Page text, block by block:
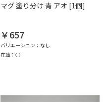
マグ 塗り分け 青 アオ [1個]
￥657
バリエーション：なし
在庫：○